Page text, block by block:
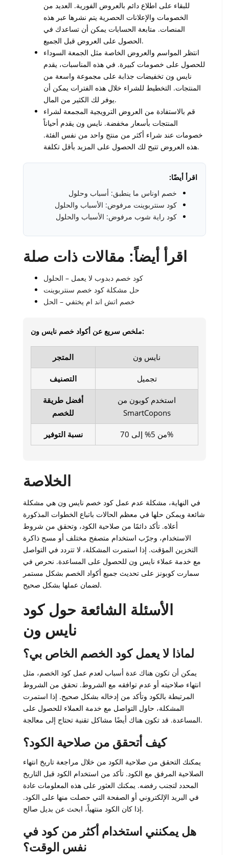
للبقاء على اطلاع دائم بالعروض الفورية. العديد من
الخصومات والإعلانات الحصرية يتم نشرها عبر هذه
المنصات. متابعة الحسابات يمكن أن تساعدك في
الحصول على العروض قبل الجميع.
انتظر المواسم والعروض الخاصة مثل الجمعة السوداء
للحصول على خصومات كبيرة. في هذه المناسبات، يقدم
نايس ون تخفيضات جذابة على مجموعة واسعة من
المنتجات. التخطيط للشراء خلال هذه الفترات يمكن أن
يوفر لك الكثير من المال.
قم بالاستفادة من العروض الترويجية المجمعة لشراء
المنتجات بأسعار مخفضة. نايس ون يقدم أحياناً
خصومات عند شراء أكثر من منتج واحد من نفس الفئة.
هذه العروض تتيح لك الحصول على المزيد بأقل تكلفة.
اقرأ أيضًا:
خصم اوناس ما ينطبق: أسباب وحلول
كود سنتربوينت مرفوض: الأسباب والحلول
كود راية شوب مرفوض: الأسباب والحلول
اقرأ أيضاً: مقالات ذات صلة
كود خصم دبدوب لا يعمل – الحلول
حل مشكلة كود خصم سنتربوينت
خصم اتش اند ام يختفي – الحل
ملخص سريع عن أكواد خصم نايس ون:
المتجر نايس ون
التصنيف تجميل
أفضل طريقة
للخصم
استخدم كوبون من
SmartCopons
نسبة التوفير من 5% إلى 70%
الخلاصة
في النهاية، مشكلة عدم عمل كود خصم نايس ون هي مشكلة
شائعة ويمكن حلها في معظم الحالات باتباع الخطوات المذكورة
أعلاه. تأكد دائمًا من صلاحية الكود، وتحقق من شروط
الاستخدام، وجرّب استخدام متصفح مختلف أو مسح ذاكرة
التخزين المؤقت. إذا استمرت المشكلة، لا تتردد في التواصل
مع خدمة عملاء نايس ون للحصول على المساعدة. نحرص في
سمارت كوبونز على تحديث جميع أكواد الخصم بشكل مستمر
لضمان عملها بشكل صحيح.
الأسئلة الشائعة حول كود
نايس ون
لماذا لا يعمل كود الخصم الخاص بي؟
يمكن أن تكون هناك عدة أسباب لعدم عمل كود الخصم، مثل
انتهاء صلاحيته أو عدم توافقه مع الشروط. تحقق من الشروط
المرتبطة بالكود وتأكد من إدخاله بشكل صحيح. إذا استمرت
المشكلة، حاول التواصل مع خدمة العملاء للحصول على
المساعدة. قد تكون هناك أيضًا مشاكل تقنية تحتاج إلى معالجة.
كيف أتحقق من صلاحية الكود؟
يمكنك التحقق من صلاحية الكود من خلال مراجعة تاريخ انتهاء
الصلاحية المرفق مع الكود. تأكد من استخدام الكود قبل التاريخ
المحدد لتجنب رفضه. يمكنك العثور على هذه المعلومات عادة
في البريد الإلكتروني أو الصفحة التي حصلت منها على الكود.
إذا كان الكود منتهياً، ابحث عن بديل صالح.
هل يمكنني استخدام أكثر من كود في
نفس الوقت؟